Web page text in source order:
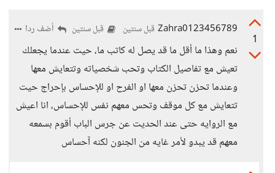
1
Zahra0123456789 قبل سنتين قبل سنتين أضف ردا
نعم وهذا ما أقل ما قد يصل له كاتب ما، حيت عندما يجعلك
تعيش مع تفاصيل الكتاب وتحب شخصياته وتتعايش معها
وعندما تحزن تحزن معها او الفرح او للإحساس بإحراج حيت
تتعايش مع كل موقف وتحس معهم نفس للإحساس، انا اعيش
مع الروايه حتى عند الحديت عن جرس الباب أقوم بسمعه
معهم قد يبدو لأمر غايه من الجنون لكنه آحساس